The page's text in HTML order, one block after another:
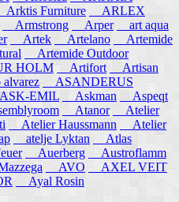
Arktis Furniture
ARLEX
Armstrong Arper
art aqua
Artek Artelano
Artemide
Artemide Outdoor
HOLM Artifort
Artisan
ASANDERUS
EMIL Askman
Aspeqt
Atanor
Atelier
Atelier Haussmann
Atelier
atelje Lyktan
Atlas
Auerberg
Austroflamm
AVO
AXEL VEIT
Ayal Rosin